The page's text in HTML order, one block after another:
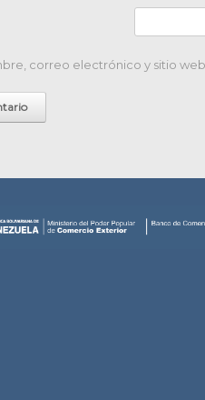
correo electrónico y sitio